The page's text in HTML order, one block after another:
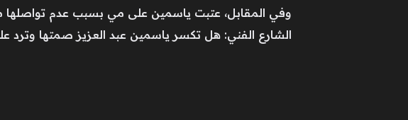
وفي المقابل، عتبت ياسمين على مي بسبب عدم تواصلها
الشارع الفني: هل تكسر ياسمين عبد العزيز صمتها وترد